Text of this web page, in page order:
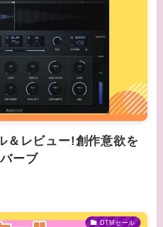
＆レビュー!創作意欲を
ーブ
DTMセール